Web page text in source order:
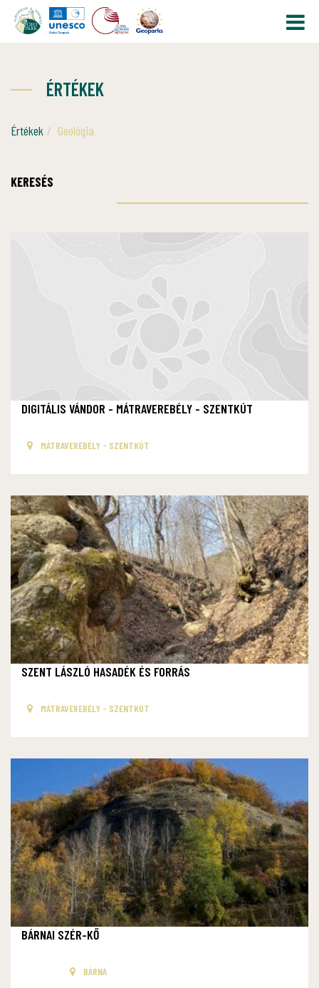
ÉRTÉKEK
Értékek Geológia
KERESÉS
DIGITÁLIS VÁNDOR - MÁTRAVEREBÉLY - SZENTKÚT
MÁTRAVEREBÉLY - SZENTKÚT
SZENT LÁSZLÓ HASADÉK ÉS FORRÁS
MÁTRAVEREBÉLY - SZENTKÚT
BÁRNAI SZÉR-KŐ
BÁRNA